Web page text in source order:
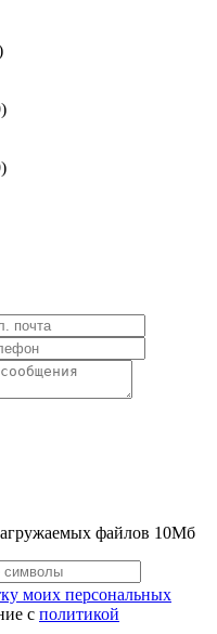
файлов 10Мб
моих персональных
с политикой